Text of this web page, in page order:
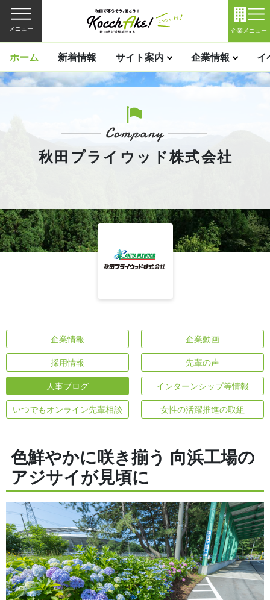
メニュー 企業メニュー
ホーム 新着情報 サイト案内 企業情報 イ
秋田プライウッド株式会社
企業情報 企業動画
採用情報 先輩の声
人事ブログ インターンシップ等情報
いつでもオンライン先輩相談 女性の活躍推進の取組
色鮮やかに咲き揃う 向浜工場の
アジサイが見頃に